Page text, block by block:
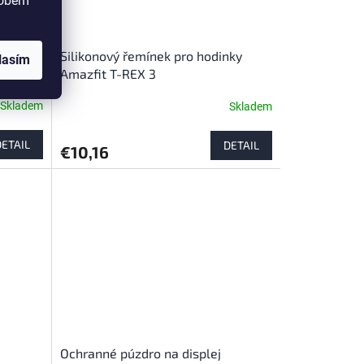
pre
Skladem
Silikonový řemínek pro hodinky
Amazfit T-REX 3
Skladem
€10,16 DETAIL
Ochranné púzdro na displej